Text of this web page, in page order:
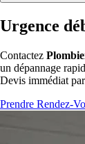
Urgence
Contactez
un dépannage
Devis immédiat
Prendre Rendez-